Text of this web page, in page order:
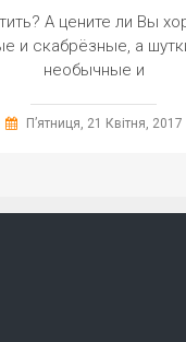
А цените ли Вы
и скабрёзные, а
необычные и
П’ятниця, 21 Квітня, 2017